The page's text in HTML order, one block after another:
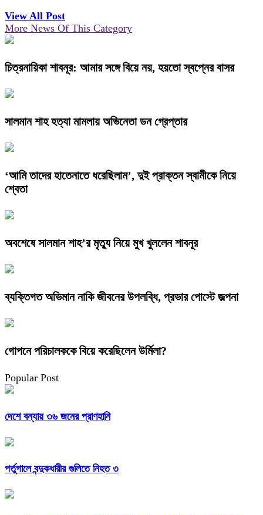
View All Post
More News Of This Category
চিত্রনায়িকা শাবনূর: আমার সঙ্গে বিয়ে নয়, হয়তো স্বপ্নের বাসর
সালমান শাহ হত্যা মামলায় অভিনেতা ডন গ্রেপ্তার
‘আমি তাদের হাতেনাতে ধরেছিলাম’, দুই প্রাক্তন স্বামীকে নিয়ে
শ্বেতা
অবশেষে সালমান শাহ’র মৃত্যু নিয়ে মুখ খুললেন শাবনূর
ব্যক্তিগত অভিমান নাকি জীবনের উপলব্ধি, প্রভার পোস্টে জল্পনা
গোপনে পরিচালককে বিয়ে করেছিলেন উর্মিলা?
Popular Post
দেশে বন্যায় ৩৬ জনের প্রাণহানি
পর্তুগালে বন্দুকধারীর গুলিতে নিহত ৩